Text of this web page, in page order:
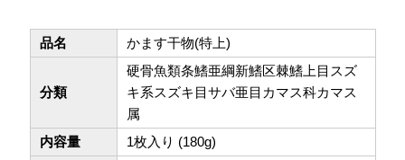
品名 かます干物(特上)
分類
硬骨魚類条鰭亜綱新鰭区棘鰭上目スズ
キ系スズキ目サバ亜目カマス科カマス
属
内容量
1枚入り (180g)